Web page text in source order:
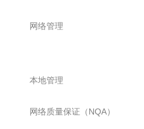
网络管理
本地管理
网络质量保证（NQA）